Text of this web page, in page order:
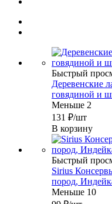
Быстрый
Деревенские
говядиной и
Меньше 2
131 ₽/шт
В корзину
Быстрый
Sirius
пород,
Меньше 10